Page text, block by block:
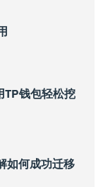
钱包轻松挖
如何成功迁移